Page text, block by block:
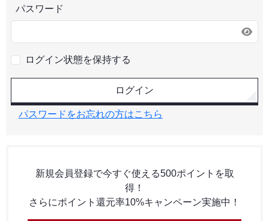
パスワード
ログイン状態を保持する
ログイン
パスワードをお忘れの方はこちら
新規会員登録で今すぐ使える500ポイントを取
得！
さらにポイント還元率10%キャンペーン実施中！